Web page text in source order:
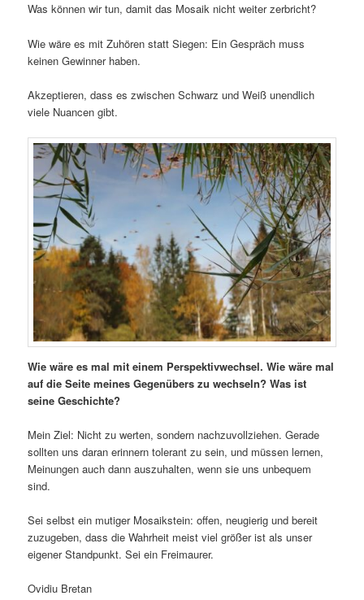
Was können wir tun, damit das Mosaik nicht weiter zerbricht?
Wie wäre es mit Zuhören statt Siegen: Ein Gespräch muss
keinen Gewinner haben.
Akzeptieren, dass es zwischen Schwarz und Weiß unendlich
viele Nuancen gibt.
Wie wäre es mal mit einem Perspektivwechsel. Wie wäre mal
auf die Seite meines Gegenübers zu wechseln? Was ist
seine Geschichte?
Mein Ziel: Nicht zu werten, sondern nachzuvollziehen. Gerade
sollten uns daran erinnern tolerant zu sein, und müssen lernen,
Meinungen auch dann auszuhalten, wenn sie uns unbequem
sind.
Sei selbst ein mutiger Mosaikstein: offen, neugierig und bereit
zuzugeben, dass die Wahrheit meist viel größer ist als unser
eigener Standpunkt. Sei ein Freimaurer.
Ovidiu Bretan